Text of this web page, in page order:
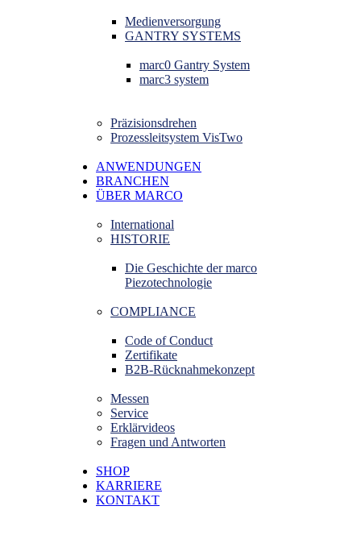
Medienversorgung
GANTRY SYSTEMS
marc0 Gantry System
marc3 system
Präzisionsdrehen
Prozessleitsystem VisTwo
ANWENDUNGEN
BRANCHEN
ÜBER MARCO
International
HISTORIE
Die Geschichte der marco
Piezotechnologie
COMPLIANCE
Code of Conduct
Zertifikate
B2B-Rücknahmekonzept
Messen
Service
Erklärvideos
Fragen und Antworten
SHOP
KARRIERE
KONTAKT